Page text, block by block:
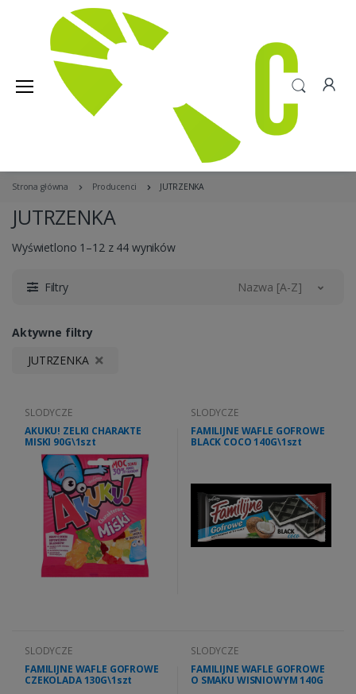
Strona główna Producenci JUTRZENKA
JUTRZENKA
Wyświetlono 1–12 z 44 wyników
Filtry Nazwa [A-Z]
Aktywne filtry
JUTRZENKA
SLODYCZE
AKUKU! ZELKI CHARAKTE
MISKI 90G\1szt
SLODYCZE
FAMILIJNE WAFLE GOFROWE
BLACK COCO 140G\1szt
SLODYCZE
FAMILIJNE WAFLE GOFROWE
CZEKOLADA 130G\1szt
SLODYCZE
FAMILIJNE WAFLE GOFROWE
O SMAKU WISNIOWYM 140G